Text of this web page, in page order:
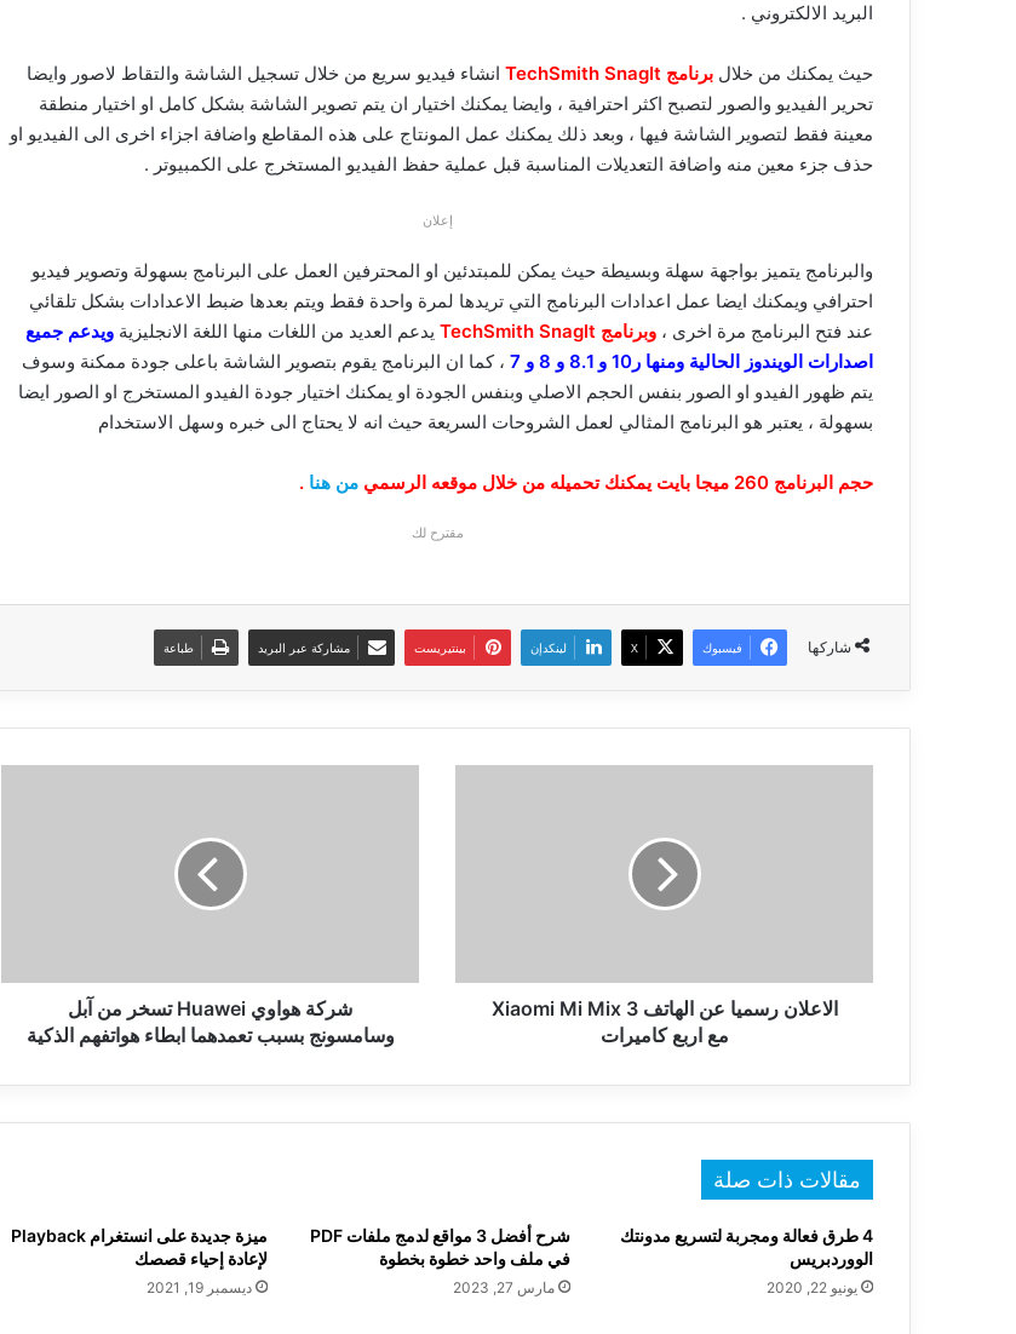
البريد الالكتروني .
حيث يمكنك من خلال برنامج TechSmith SnagIt
انشاء فيديو سريع من خلال تسجيل الشاشة والتقاط لاصور وايضا
تحرير الفيديو والصور لتصبح اكثر احترافية ، وايضا يمكنك اختيار ان يتم تصوير الشاشة بشكل كامل او اختيار منطقة
معينة فقط لتصوير الشاشة فيها ، وبعد ذلك يمكنك عمل المونتاج على هذه المقاطع واضافة اجزاء اخرى الى الفيديو او
حذف جزء معين منه واضافة التعديلات المناسبة قبل عملية حفظ الفيديو المستخرج على الكمبيوتر .
إعلان
والبرنامج يتميز بواجهة سهلة وبسيطة حيث يمكن للمبتدئين او المحترفين العمل على البرنامج بسهولة وتصوير فيديو
احترافي ويمكنك ايضا عمل اعدادات البرنامج التي تريدها لمرة واحدة فقط ويتم بعدها ضبط الاعدادات بشكل تلقائي
عند فتح البرنامج مرة اخرى ، وبرنامج TechSmith SnagIt يدعم العديد من اللغات منها اللغة الانجليزية ويدعم جميع
اصدارات الويندوز الحالية ومنها ر10 و 8.1 و 8 و 7
، كما ان البرنامج يقوم بتصوير الشاشة باعلى جودة ممكنة وسوف
يتم ظهور الفيدو او الصور بنفس الحجم الاصلي وبنفس الجودة او يمكنك اختيار جودة الفيدو المستخرج او الصور ايضا
بسهولة ، يعتبر هو البرنامج المثالي لعمل الشروحات السريعة حيث انه لا يحتاج الى خبره وسهل الاستخدام
حجم البرنامج 260 ميجا بايت يمكنك تحميله من خلال موقعه الرسمي من هنا .
مقترح لك
شاركها فيسبوك ‫X لينكدإن بينتيريست مشاركة عبر البريد طباعة
مع
الاعلان رسميا عن الهاتف Xiaomi Mi Mix 3
مع اربع كاميرات
تعمدهما
هواتفهم
شركة هواوي Huawei تسخر من آبل
وسامسونج بسبب تعمدهما ابطاء هواتفهم الذكية
مقالات ذات صلة
4 طرق فعالة ومجربة لتسريع مدونتك
الووردبريس
يونيو 22, 2020
شرح أفضل 3 مواقع لدمج ملفات PDF
في ملف واحد خطوة بخطوة
مارس 27, 2023
ميزة جديدة على انستغرام Playback
لإعادة إحياء قصصك
ديسمبر 19, 2021